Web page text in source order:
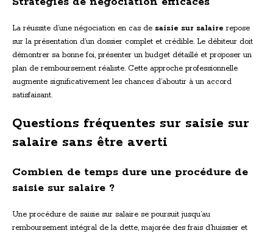
La réussite d’une négociation en cas de saisie sur salaire repose
sur la présentation d’un dossier complet et crédible. Le débiteur doit
démontrer sa bonne foi, présenter un budget détaillé et proposer un
plan de remboursement réaliste. Cette approche professionnelle
augmente significativement les chances d’aboutir à un accord
satisfaisant.
Questions fréquentes sur saisie sur
salaire sans être averti
Combien de temps dure une procédure de
saisie sur salaire ?
Une procédure de saisie sur salaire se poursuit jusqu’au
remboursement intégral de la dette, majorée des frais d’huissier et